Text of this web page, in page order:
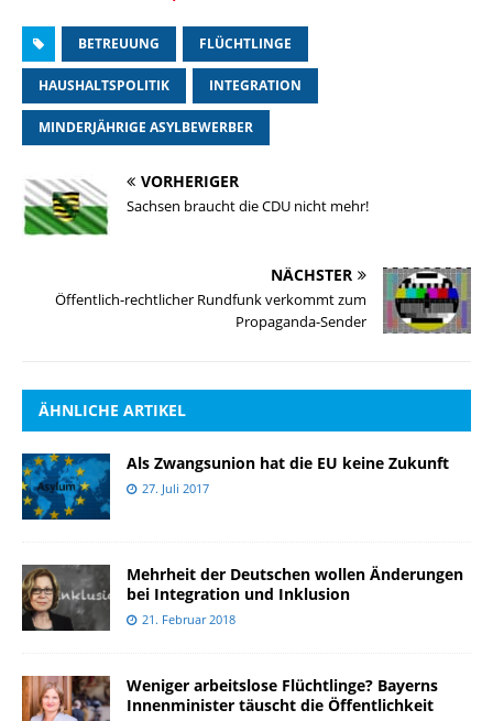
BETREUUNG FLÜCHTLINGE
HAUSHALTSPOLITIK INTEGRATION
MINDERJÄHRIGE ASYLBEWERBER
VORHERIGER
Sachsen braucht die CDU nicht mehr!
NÄCHSTER
Öffentlich-rechtlicher Rundfunk verkommt zum
Propaganda-Sender
ÄHNLICHE ARTIKEL
Als Zwangsunion hat die EU keine Zukunft
27. Juli 2017
Mehrheit der Deutschen wollen Änderungen
bei Integration und Inklusion
21. Februar 2018
Weniger arbeitslose Flüchtlinge? Bayerns
Innenminister täuscht die Öffentlichkeit